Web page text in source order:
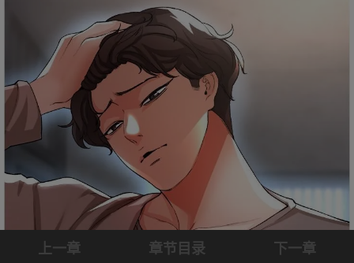
上一章 章节目录 下一章